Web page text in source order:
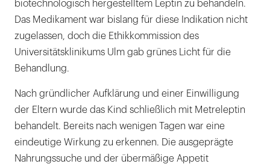
biotechnologisch hergestelltem Leptin zu behandeln.
Das Medikament war bislang für diese Indikation nicht
zugelassen, doch die Ethikkommission des
Universitätsklinikums Ulm gab grünes Licht für die
Behandlung.
Nach gründlicher Aufklärung und einer Einwilligung
der Eltern wurde das Kind schließlich mit Metreleptin
behandelt. Bereits nach wenigen Tagen war eine
eindeutige Wirkung zu erkennen. Die ausgeprägte
Nahrungssuche und der übermäßige Appetit